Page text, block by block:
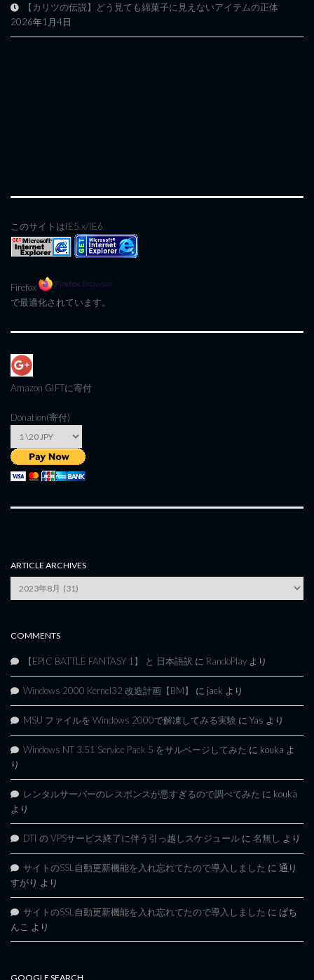
【カリツの伝説】どう見ても綿菓子に見えないアイテムの正体
2026年1月4日
このサイトはIE5.x/IE6
Firefox
で最適化されています。
Amazon GIFTに寄付
Donation(寄付)
ARTICLE ARCHIVES
Archives
COMMENTS
【EPIC BATTLE FANTASY 1】 と 日本語訳 に RandoPlay より
Windows 2000 Kernel32 改造計画【BM】 に jack より
MSU ファイルを Windows 2000で解凍してみる実験 に Yas より
Windows NT 3.51 Service Pack 5 をサルベージしてみた に kouka よ
り
レンタルサーバーのレスポンスが悪すぎるので調べてみた に kouka
より
DTI の VPSサービス終了に伴う引っ越しスケジュール に 名無し より
サイトのSSL自動更新機能を入れ忘れてたので導入しました に 通り
すがり より
サイトのSSL自動更新機能を入れ忘れてたので導入しました に ぱち
んこ より
GOOGLE SEARCH